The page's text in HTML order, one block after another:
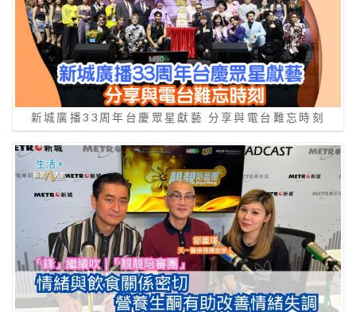
新城廣播33周年台慶眾星獻藝 分享與電台難忘時刻